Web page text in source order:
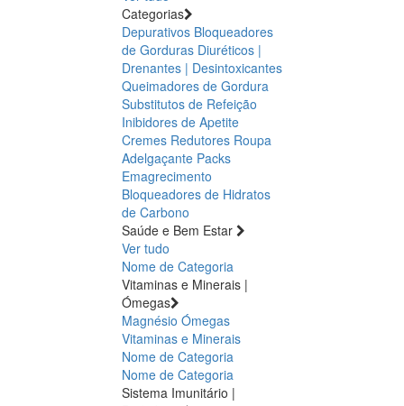
Categorias
Depurativos Bloqueadores
de Gorduras Diuréticos |
Drenantes | Desintoxicantes
Queimadores de Gordura
Substitutos de Refeição
Inibidores de Apetite
Cremes Redutores Roupa
Adelgaçante Packs
Emagrecimento
Bloqueadores de Hidratos
de Carbono
Saúde e Bem Estar
Ver tudo
Nome de Categoria
Vitaminas e Minerais |
Ómegas
Magnésio Ómegas
Vitaminas e Minerais
Nome de Categoria
Nome de Categoria
Sistema Imunitário |